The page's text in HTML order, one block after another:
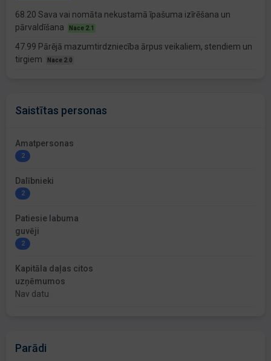
68.20 Sava vai nomāta nekustamā īpašuma izīrēšana un
pārvaldīšana
Nace 2.1
47.99 Pārējā mazumtirdzniecība ārpus veikaliem, stendiem un
tirgiem
Nace 2.0
Saistītas personas
Amatpersonas
2
Dalībnieki
2
Patiesie labuma
guvēji
2
Kapitāla daļas citos
uzņēmumos
Nav datu
Parādi